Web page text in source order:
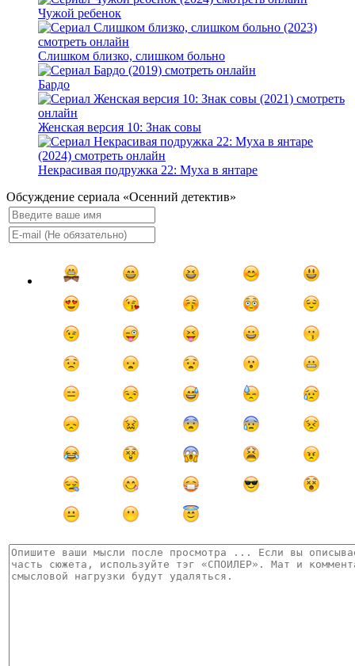
Чужой ребенок
Слишком близко, слишком больно
Бардо
Женская версия 10: Знак совы
Некрасивая подружка 22: Муха в янтаре
Обсуждение сериала «Осенний детектив»